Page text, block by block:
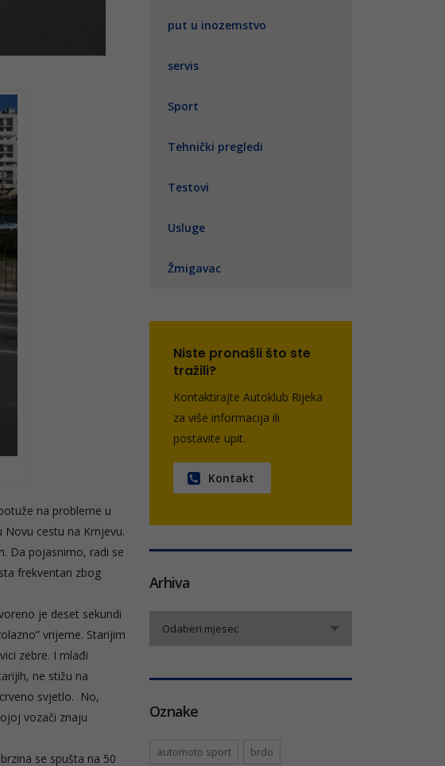
na probleme u
Novu cestu na Krnjevu.
Da pojasnimo, radi se
frekventan zbog
je deset sekundi
vrijeme. Starijim
zebre. I mlađi
ne stižu na
svjetlo. No,
vozači znaju
se spušta na 50
put u inozemstvo
servis
Sport
Tehnički pregledi
Testovi
Usluge
Žmigavac
Niste pronašli što ste
tražili?
Kontaktirajte Autoklub Rijeka
za više informacija ili
postavite upit.
Kontakt
Arhiva
Odaberi mjesec
Oznake
automoto sport brdo